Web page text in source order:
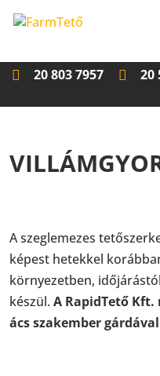
20 803 7957
20
A szeglemezes
képest hetekkel
környezetben,
készül. A RapidTető
ács szakember